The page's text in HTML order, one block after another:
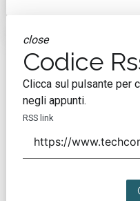
close
Codice
Clicca sul pulsante per
negli appunti.
RSS link